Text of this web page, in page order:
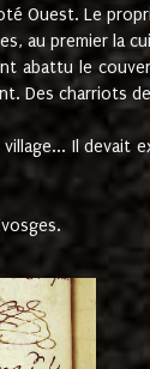
Ouest. Le
au premier la
abattu le
charriots
Il devait